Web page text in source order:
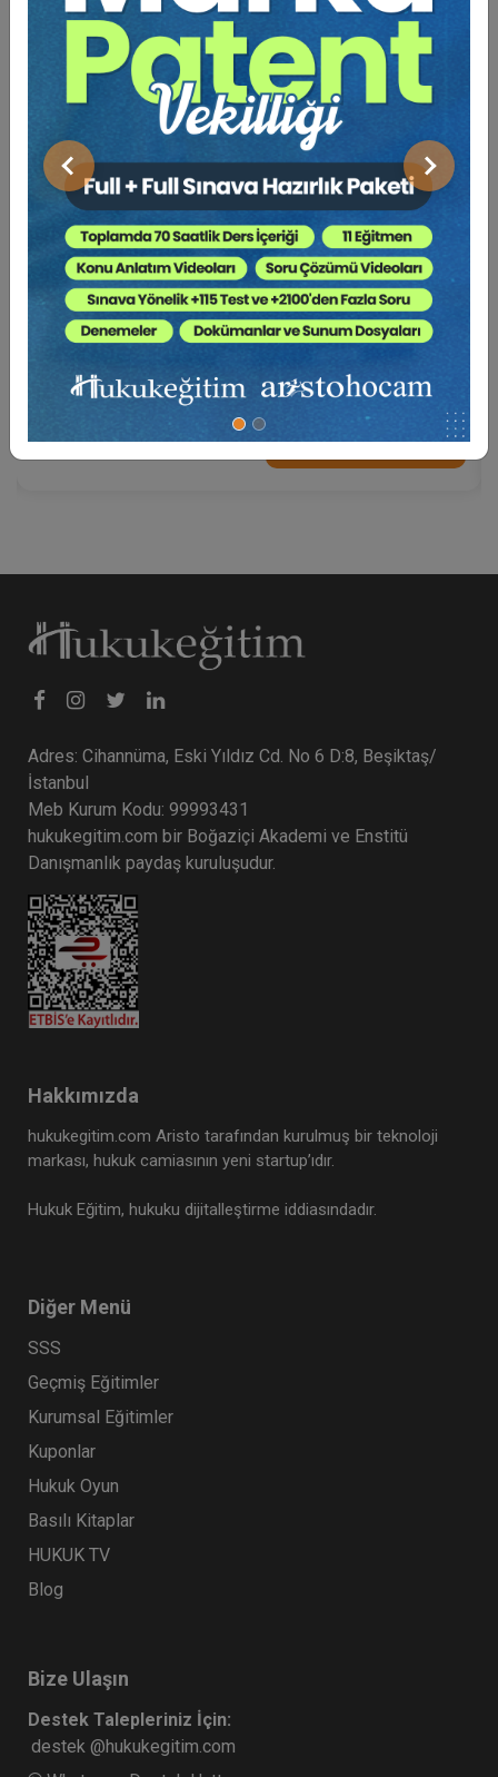
Önceki Sonraki
Tüketici Hukuku Enstitüsü
Kongresi - I. Oturum
360 TL
Adres: Cihannüma, Eski Yıldız Cd. No 6 D:8, Beşiktaş/
İstanbul
Meb Kurum Kodu: 99993431
hukukegitim.com bir Boğaziçi Akademi ve Enstitü
Danışmanlık paydaş kuruluşudur.
Hakkımızda
hukukegitim.com Aristo tarafından kurulmuş bir teknoloji
markası, hukuk camiasının yeni startup’ıdır.
Hukuk Eğitim, hukuku dijitalleştirme iddiasındadır.
Diğer Menü
SSS
Geçmiş Eğitimler
Kurumsal Eğitimler
Kuponlar
Hukuk Oyun
Basılı Kitaplar
HUKUK TV
Blog
Bize Ulaşın
Destek Talepleriniz İçin:
destek @hukukegitim.com